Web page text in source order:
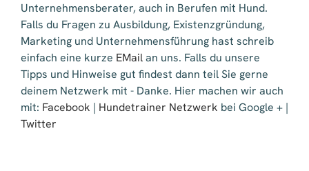
Unternehmensberater, auch in Berufen mit Hund.
Falls du Fragen zu Ausbildung, Existenzgründung,
Marketing und Unternehmensführung hast schreib
einfach eine kurze EMailan uns. Falls du unsere
Tipps und Hinweise gut findest dann teil Sie gerne
deinem Netzwerk mit - Danke. Hier machen wir auch
mit: Facebook | Hundetrainer Netzwerk bei Google + |
Twitter